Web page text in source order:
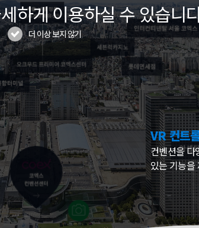
하게 이용하실 수 있습니
더 이상 보지 않기
VR 컨트
컨벤션을 다
있는 기능을